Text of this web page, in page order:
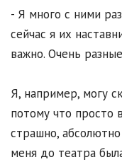
- Я много с ними
сейчас я их
важно. Очень
Я, например, могу
потому что просто
страшно,
меня до театра